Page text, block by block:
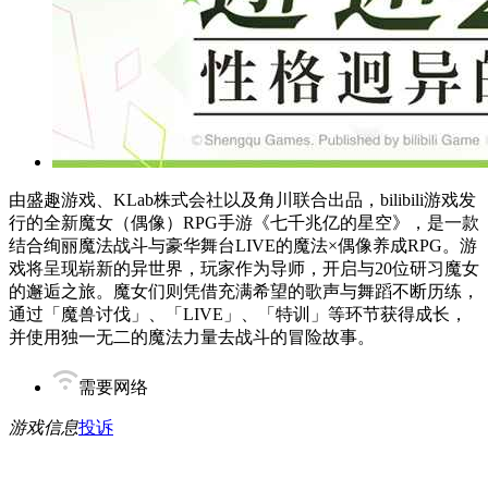
由盛趣游戏、KLab株式会社以及角川联合出品，bilibili游戏发
行的全新魔女（偶像）RPG手游《七千兆亿的星空》，是一款
结合绚丽魔法战斗与豪华舞台LIVE的魔法×偶像养成RPG。游
戏将呈现崭新的异世界，玩家作为导师，开启与20位研习魔女
的邂逅之旅。魔女们则凭借充满希望的歌声与舞蹈不断历练，
通过「魔兽讨伐」、「LIVE」、「特训」等环节获得成长，
并使用独一无二的魔法力量去战斗的冒险故事。
需要网络
游戏信息投诉